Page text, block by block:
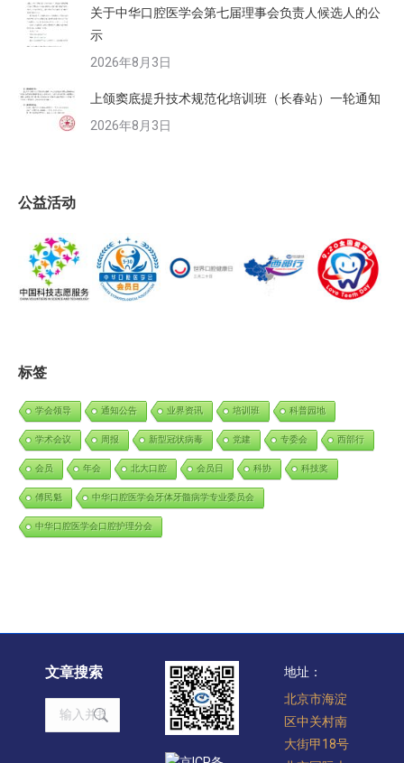
关于中华口腔医学会第七届理事会负责人候选人的公
示
2026年8月3日
上颌窦底提升技术规范化培训班（长春站）一轮通知
2026年8月3日
公益活动
标签
学会领导 通知公告 业界资讯 培训班 科普园地
学术会议 周报 新型冠状病毒 党建 专委会 西部行
会员 年会 北大口腔 会员日 科协 科技奖
傅民魁 中华口腔医学会牙体牙髓病学专业委员会
中华口腔医学会口腔护理分会
文章搜索
Search:
地址：
北京市海淀
区中关村南
大街甲18号